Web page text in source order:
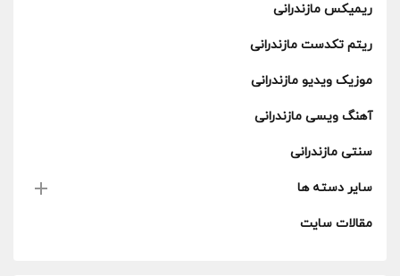
ریمیکس مازندرانی
ریتم تکدست مازندرانی
موزیک ویدیو مازندرانی
آهنگ ویسی مازندرانی
سنتی مازندرانی
سایر دسته ها
مقالات سایت